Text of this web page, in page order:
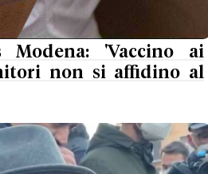
'Vaccino ai
non si affidino al